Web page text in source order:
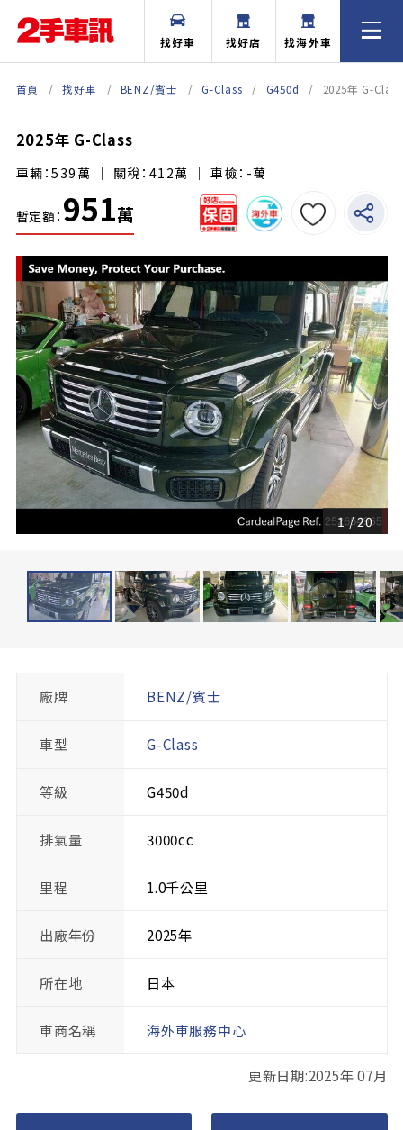
找好車 找好店 找海外車
首頁 找好車 BENZ/賓士 G-Class G450d 2025年 G-Class
2025年 G-Class
車輛：539萬 ｜ 關稅：412萬 ｜ 車檢：-萬
暫定額： 951萬
1/20
廠牌 BENZ/賓士
車型 G-Class
等級 G450d
排氣量 3000cc
里程 1.0千公里
出廠年份 2025年
所在地 日本
車商名稱 海外車服務中心
更新日期:2025年 07月